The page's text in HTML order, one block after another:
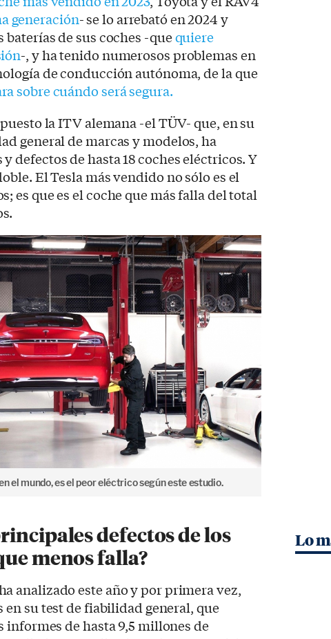
generación- se lo arrebató en 2024 y
baterías de sus coches -quequiere
-, y ha tenido numerosos problemas en
de conducción autónoma, de la que
sobre cuándo será segura.
la ITV alemana -el TÜV- que, en su
general de marcas y modelos, ha
defectos de hasta 18 coches eléctricos. Y
El Tesla más vendido no sólo es el
es que es el coche que más falla del total
el mundo, es el peor eléctrico según este estudio.
defectos de los
menos falla?
analizado este año y por primera vez,
en su test de fiabilidad general, que
de hasta 9,5 millones de
Lo